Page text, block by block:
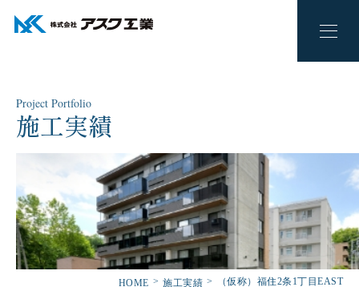
Project Portfolio
施工実績
HOME 施工実績 （仮称）福住2条1丁目EAST